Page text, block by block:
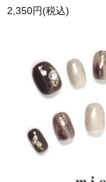
2,350円(税込)